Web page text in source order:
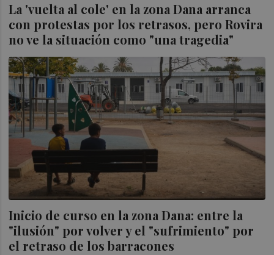
La 'vuelta al cole' en la zona Dana arranca
con protestas por los retrasos, pero Rovira
no ve la situación como "una tragedia"
Inicio de curso en la zona Dana: entre la
"ilusión" por volver y el "sufrimiento" por
el retraso de los barracones